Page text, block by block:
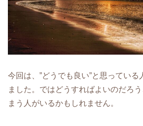
今回は、”どうでも良い”と思っている
ました。ではどうすればよいのだろ
まう人がいるかもしれません。